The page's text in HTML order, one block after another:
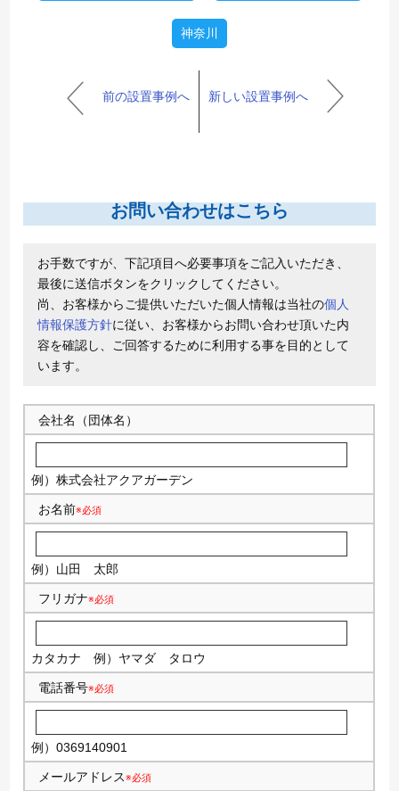
神奈川
前の設置事例へ 新しい設置事例へ
お問い合わせはこちら
お手数ですが、下記項目へ必要事項をご記入いただき、
最後に送信ボタンをクリックしてください。
尚、お客様からご提供いただいた個人情報は当社の個人
情報保護方針に従い、お客様からお問い合わせ頂いた内
容を確認し、ご回答するために利用する事を目的として
います。
会社名（団体名）
例）株式会社アクアガーデン
お名前※必須
例）山田 太郎
フリガナ※必須
カタカナ 例）ヤマダ タロウ
電話番号※必須
例）0369140901
メールアドレス※必須